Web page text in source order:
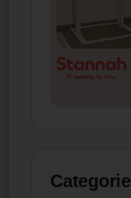
Categorie